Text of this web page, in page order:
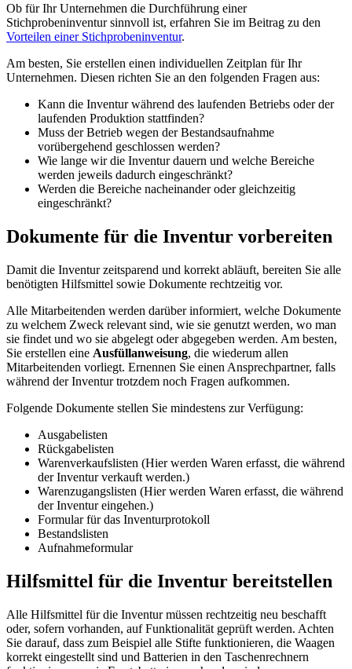
Ob für Ihr Unternehmen die Durchführung einer
Stichprobeninventur sinnvoll ist, erfahren Sie im Beitrag zu den
Vorteilen einer Stichprobeninventur.
Am besten, Sie erstellen einen individuellen Zeitplan für Ihr
Unternehmen. Diesen richten Sie an den folgenden Fragen aus:
Kann die Inventur während des laufenden Betriebs oder der
laufenden Produktion stattfinden?
Muss der Betrieb wegen der Bestandsaufnahme
vorübergehend geschlossen werden?
Wie lange wir die Inventur dauern und welche Bereiche
werden jeweils dadurch eingeschränkt?
Werden die Bereiche nacheinander oder gleichzeitig
eingeschränkt?
Dokumente für die Inventur vorbereiten
Damit die Inventur zeitsparend und korrekt abläuft, bereiten Sie alle
benötigten Hilfsmittel sowie Dokumente rechtzeitig vor.
Alle Mitarbeitenden werden darüber informiert, welche Dokumente
zu welchem Zweck relevant sind, wie sie genutzt werden, wo man
sie findet und wo sie abgelegt oder abgegeben werden. Am besten,
Sie erstellen eine Ausfüllanweisung, die wiederum allen
Mitarbeitenden vorliegt. Ernennen Sie einen Ansprechpartner, falls
während der Inventur trotzdem noch Fragen aufkommen.
Folgende Dokumente stellen Sie mindestens zur Verfügung:
Ausgabelisten
Rückgabelisten
Warenverkaufslisten (Hier werden Waren erfasst, die während
der Inventur verkauft werden.)
Warenzugangslisten (Hier werden Waren erfasst, die während
der Inventur eingehen.)
Formular für das Inventurprotokoll
Bestandslisten
Aufnahmeformular
Hilfsmittel für die Inventur bereitstellen
Alle Hilfsmittel für die Inventur müssen rechtzeitig neu beschafft
oder, sofern vorhanden, auf Funktionalität geprüft werden. Achten
Sie darauf, dass zum Beispiel alle Stifte funktionieren, die Waagen
korrekt eingestellt sind und Batterien in den Taschenrechnern